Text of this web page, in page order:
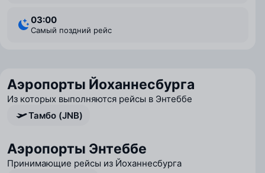
03:00
Самый поздний рейс
Аэропорты Йоханнесбурга
Из которых выполняются рейсы в Энтеббе
Тамбо (JNB)
Аэропорты Энтеббе
Принимающие рейсы из Йоханнесбурга